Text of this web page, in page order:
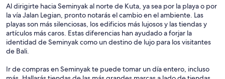
Al dirigirte hacia Seminyak al norte de Kuta, ya sea por la playa o por
la vía Jalan Legian, pronto notarás el cambio en el ambiente. Las
playas son más silenciosas, los edificios más lujosos y las tiendas y
artículos más caros. Estas diferencias han ayudado a forjar la
identidad de Seminyak como un destino de lujo para los visitantes
de Bali.
Ir de compras en Seminyak te puede tomar un día entero, incluso